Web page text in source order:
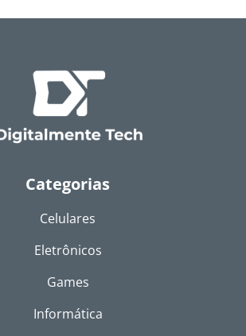
Categorias
Celulares
Eletrônicos
Games
Informática